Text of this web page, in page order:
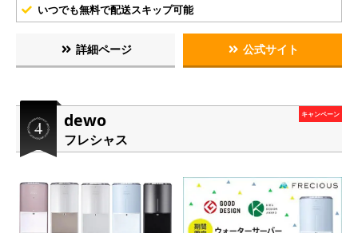
いつでも無料で配送スキップ可能
詳細ページ 公式サイト
dewo
フレシャス
キャンペーン